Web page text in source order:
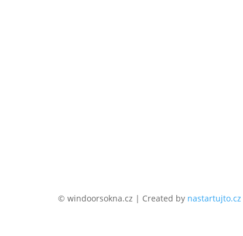
© windoorsokna.cz | Created by nastartujto.cz